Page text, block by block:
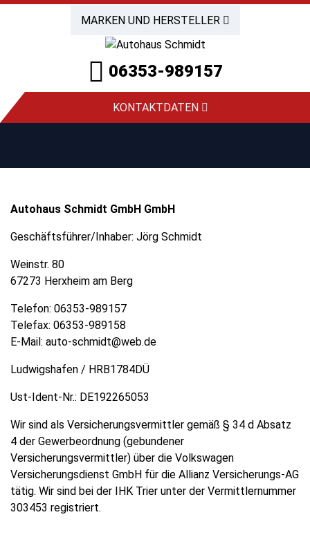
MARKEN UND HERSTELLER
06353-989157
KONTAKTDATEN
Autohaus Schmidt GmbH GmbH
Geschäftsführer/Inhaber: Jörg Schmidt
Weinstr. 80
67273 Herxheim am Berg
Telefon: 06353-989157
Telefax: 06353-989158
E-Mail: auto-schmidt@web.de
Ludwigshafen / HRB1784DÜ
Ust-Ident-Nr.: DE192265053
Wir sind als Versicherungsvermittler gemäß § 34 d Absatz
4 der Gewerbeordnung (gebundener
Versicherungsvermittler) über die Volkswagen
Versicherungsdienst GmbH für die Allianz Versicherungs-AG
tätig. Wir sind bei der IHK Trier unter der Vermittlernummer
303453 registriert.